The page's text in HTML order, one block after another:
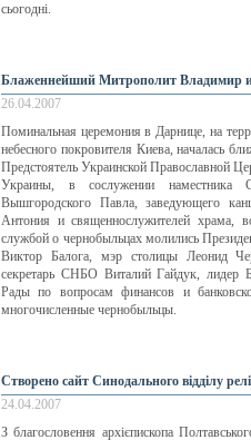
сьогодні.
Блаженнейший Митрополит Владимир и
26.04.2007
Поминальная церемония в Дарнице, на
небесного покровителя Киева, началась
Предстоятель Украинской Православной
Украины, в сослужении наместника
Вышгородского Павла, заведующего
Антония и священнослужителей храма,
службой о чернобыльцах молились
Виктор Балога, мэр столицы Леонид
секретарь СНБО Виталий Гайдук, лидер
Рады по вопросам финансов и
многочисленные чернобыльцы.
Створено сайт Синодального відділу
24.04.2007
З благословення архієпископа